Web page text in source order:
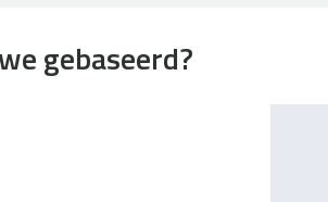
gebaseerd?